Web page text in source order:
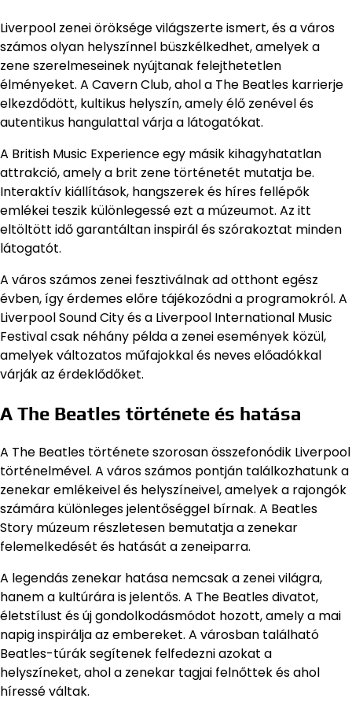
Liverpool zenei öröksége világszerte ismert, és a város
számos olyan helyszínnel büszkélkedhet, amelyek a
zene szerelmeseinek nyújtanak felejthetetlen
élményeket. A Cavern Club, ahol a The Beatles karrierje
elkezdődött, kultikus helyszín, amely élő zenével és
autentikus hangulattal várja a látogatókat.
A British Music Experience egy másik kihagyhatatlan
attrakció, amely a brit zene történetét mutatja be.
Interaktív kiállítások, hangszerek és híres fellépők
emlékei teszik különlegessé ezt a múzeumot. Az itt
eltöltött idő garantáltan inspirál és szórakoztat minden
látogatót.
A város számos zenei fesztiválnak ad otthont egész
évben, így érdemes előre tájékozódni a programokról. A
Liverpool Sound City és a Liverpool International Music
Festival csak néhány példa a zenei események közül,
amelyek változatos műfajokkal és neves előadókkal
várják az érdeklődőket.
A The Beatles története és hatása
A The Beatles története szorosan összefonódik Liverpool
történelmével. A város számos pontján találkozhatunk a
zenekar emlékeivel és helyszíneivel, amelyek a rajongók
számára különleges jelentőséggel bírnak. A Beatles
Story múzeum részletesen bemutatja a zenekar
felemelkedését és hatását a zeneiparra.
A legendás zenekar hatása nemcsak a zenei világra,
hanem a kultúrára is jelentős. A The Beatles divatot,
életstílust és új gondolkodásmódot hozott, amely a mai
napig inspirálja az embereket. A városban található
Beatles-túrák segítenek felfedezni azokat a
helyszíneket, ahol a zenekar tagjai felnőttek és ahol
híressé váltak.